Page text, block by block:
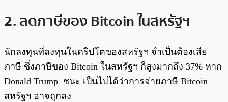
2. ลดภาษีของ Bitcoin ในสหรัฐฯ
นักลงทุนที่ลงทุนในคริปโตของสหรัฐฯ จำเป็นต้องเสีย
ภาษี ซึ่งภาษีของ Bitcoin ในสหรัฐฯ ก็สูงมากถึง 37% หาก
Donald Trump ชนะ เป็นไปได้ว่าการจ่ายภาษี Bitcoin
สหรัฐฯ อาจถูกลง